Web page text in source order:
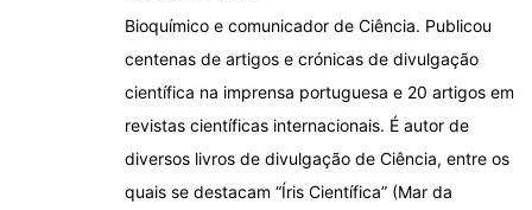
Bioquímico e comunicador de Ciência. Publicou
centenas de artigos e crónicas de divulgação
científica na imprensa portuguesa e 20 artigos em
revistas científicas internacionais. É autor de
diversos livros de divulgação de Ciência, entre os
quais se destacam “Íris Científica” (Mar da